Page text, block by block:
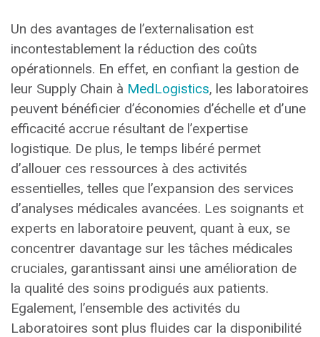
Un des avantages de l’externalisation est
incontestablement la réduction des coûts
opérationnels. En effet, en confiant la gestion de
leur Supply Chain à MedLogistics, les laboratoires
peuvent bénéficier d’économies d’échelle et d’une
efficacité accrue résultant de l’expertise
logistique. De plus, le temps libéré permet
d’allouer ces ressources à des activités
essentielles, telles que l’expansion des services
d’analyses médicales avancées. Les soignants et
experts en laboratoire peuvent, quant à eux, se
concentrer davantage sur les tâches médicales
cruciales, garantissant ainsi une amélioration de
la qualité des soins prodigués aux patients.
Egalement, l’ensemble des activités du
Laboratoires sont plus fluides car la disponibilité